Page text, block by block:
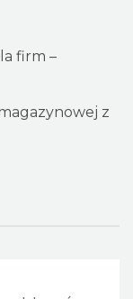
firm –
z